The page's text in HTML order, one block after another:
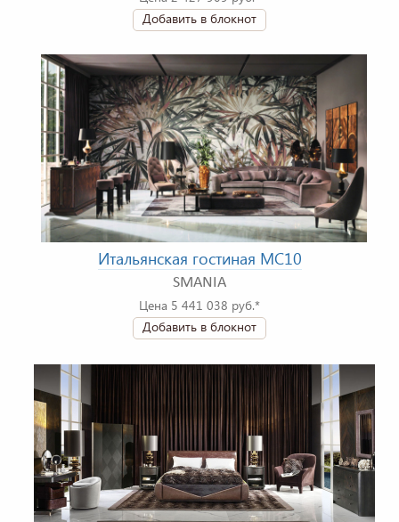
Добавить в блокнот
Итальянская гостиная MC10
SMANIA
Цена 5 441 038 руб.*
Добавить в блокнот